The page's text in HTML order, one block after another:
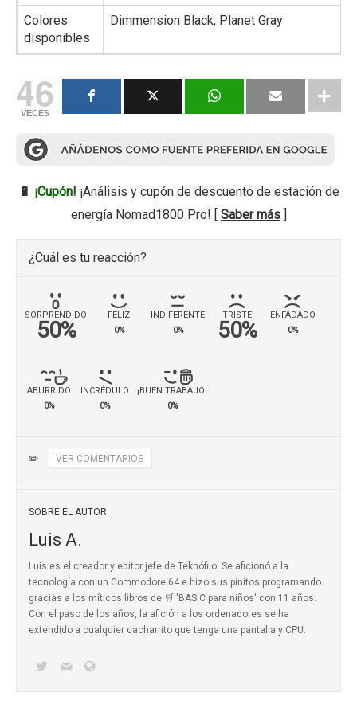
Colores
disponibles
Dimmension Black, Planet Gray
46
VECES
🔋 ¡Cupón! ¡Análisis y cupón de descuento de estación de
energía Nomad1800 Pro! [ Saber más]
¿Cuál es tu reacción?
SORPRENDIDO
50%
FELIZ
0%
INDIFERENTE
0%
TRISTE
50%
ENFADADO
0%
ABURRIDO
0%
INCRÉDULO
0%
¡BUEN TRABAJO!
0%
✏️ VER COMENTARIOS
SOBRE EL AUTOR
Luis A.
Luis es el creador y editor jefe de Teknófilo. Se aficionó a la
tecnología con un Commodore 64 e hizo sus pinitos programando
gracias a los míticos libros de 🛒 'BASIC para niños' con 11 años.
Con el paso de los años, la afición a los ordenadores se ha
extendido a cualquier cacharrito que tenga una pantalla y CPU.